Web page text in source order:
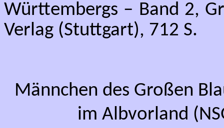
Württembergs – Band 2,
Verlag (Stuttgart), 712 S.
Männchen des Großen
im Albvorland